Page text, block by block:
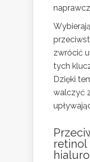
zwrócić
tych
Dzięki
walczyć
retinol